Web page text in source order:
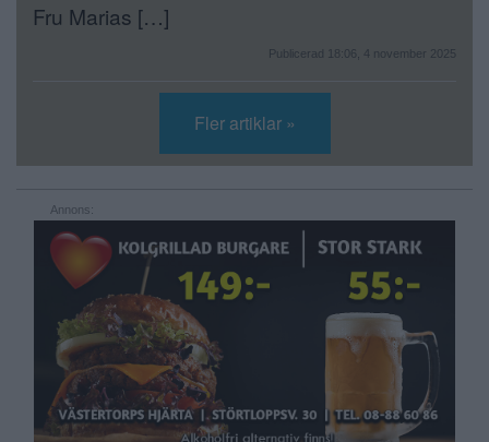
Fru Marias […]
Publicerad 18:06, 4 november 2025
Fler artiklar »
Annons: